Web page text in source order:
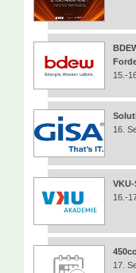
15.-
16.
16.-
17.